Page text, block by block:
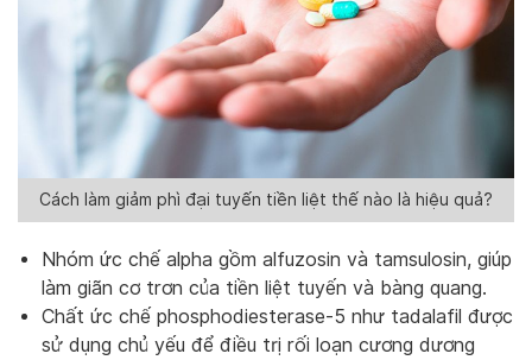
Cách làm giảm phì đại tuyến tiền liệt thế nào là hiệu quả?
Nhóm ức chế alpha gồm alfuzosin và tamsulosin, giúp
làm giãn cơ trơn của tiền liệt tuyến và bàng quang.
Chất ức chế phosphodiesterase-5 như tadalafil được
sử dụng chủ yếu để điều trị rối loạn cương dương